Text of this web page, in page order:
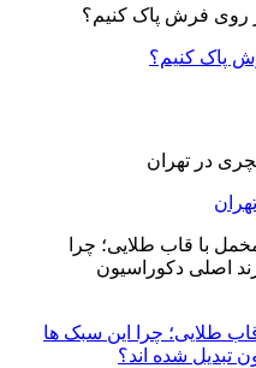
پاک کنیم؟
قاب طلایی؛ چرا این سبک ها
تبدیل شده اند؟